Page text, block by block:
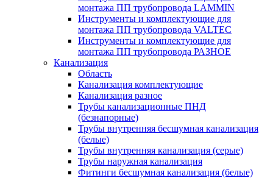
монтажа ПП трубопровода LAMMIN
Инструменты и комплектующие для
монтажа ПП трубопровода VALTEC
Инструменты и комплектующие для
монтажа ПП трубопровода РАЗНОЕ
Канализация
Область
Канализация комплектующие
Канализация разное
Трубы канализационные ПНД
(безнапорные)
Трубы внутренняя бесшумная канализация
(белые)
Трубы внутренняя канализация (серые)
Трубы наружная канализация
Фитинги бесшумная канализация (белые)